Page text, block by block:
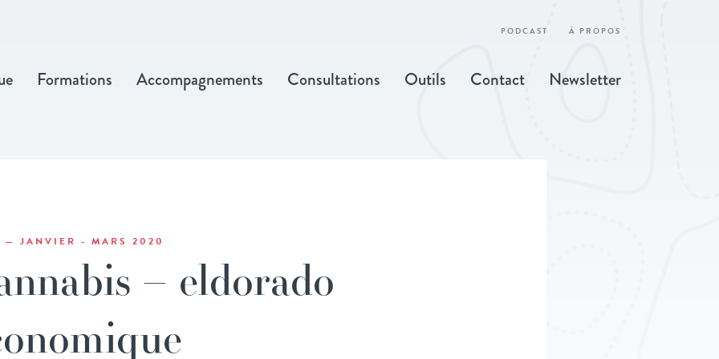
PODCAST À PROPOS
Formations Accompagnements Consultations Outils Contact Newsletter
— JANVIER - MARS 2020
– eldorado